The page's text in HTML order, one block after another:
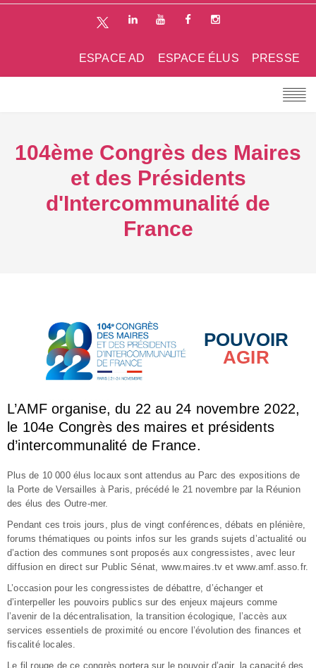
PRESSE
ESPACE ÉLUS
ESPACE AD
104ème Congrès des Maires
et des Présidents
d'Intercommunalité de
France
POUVOIR
AGIR
L’AMF organise, du 22 au 24 novembre 2022,
le 104e Congrès des maires et présidents
d’intercommunalité de France.
Plus de 10 000 élus locaux sont attendus au Parc des expositions de
la Porte de Versailles à Paris, précédé le 21 novembre par la Réunion
des élus des Outre-mer.
Pendant ces trois jours, plus de vingt conférences, débats en plénière,
forums thématiques ou points infos sur les grands sujets d’actualité ou
d’action des communes sont proposés aux congressistes, avec leur
diffusion en direct sur Public Sénat, www.maires.tv et www.amf.asso.fr.
L’occasion pour les congressistes de débattre, d’échanger et
d’interpeller les pouvoirs publics sur des enjeux majeurs comme
l’avenir de la décentralisation, la transition écologique, l’accès aux
services essentiels de proximité ou encore l’évolution des finances et
fiscalité locales.
Le fil rouge de ce congrès portera sur le pouvoir d’agir, la capacité des